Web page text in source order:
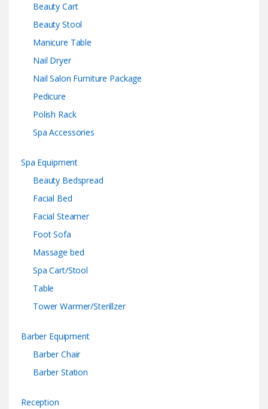
Beauty Cart
Beauty Stool
Manicure Table
Nail Dryer
Nail Salon Furniture Package
Pedicure
Polish Rack
Spa Accessories
Spa Equipment
Beauty Bedspread
Facial Bed
Facial Steamer
Foot Sofa
Massage bed
Spa Cart/Stool
Table
Tower Warmer/Sterillzer
Barber Equipment
Barber Chair
Barber Station
Reception